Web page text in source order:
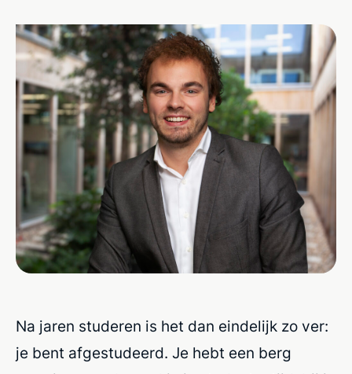
Na jaren studeren is het dan eindelijk zo ver:
je bent afgestudeerd. Je hebt een berg